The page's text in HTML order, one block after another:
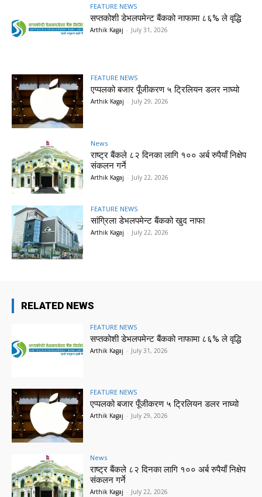
FEATURE NEWS
सप्तकोशी डेभलपमेन्ट बैंकको नाफामा ८६% ले वृद्धि
Arthik Kagaj - July 31, 2026
FEATURE NEWS
एप्पलको बजार पूँजीकरण ५ ट्रिलियन डलर नाघ्यो
Arthik Kagaj - July 29, 2026
News
राष्ट्र बैंकले ८२ दिनका लागि १०० अर्ब रुपैयाँ निक्षेप
संकलन गर्ने
Arthik Kagaj - July 22, 2026
FEATURE NEWS
सांग्रिला डेभलपमेन्ट बैंकको खुद नाफा
Arthik Kagaj - July 22, 2026
RELATED NEWS
FEATURE NEWS
सप्तकोशी डेभलपमेन्ट बैंकको नाफामा ८६% ले वृद्धि
Arthik Kagaj - July 31, 2026
FEATURE NEWS
एप्पलको बजार पूँजीकरण ५ ट्रिलियन डलर नाघ्यो
Arthik Kagaj - July 29, 2026
News
राष्ट्र बैंकले ८२ दिनका लागि १०० अर्ब रुपैयाँ निक्षेप
संकलन गर्ने
Arthik Kagaj - July 22, 2026